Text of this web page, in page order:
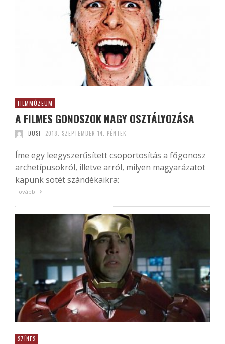
FILMMÚZEUM
A FILMES GONOSZOK NAGY OSZTÁLYOZÁSA
DUSI 2018. SZEPTEMBER 14. PÉNTEK
Íme egy leegyszerűsített csoportosítás a főgonosz
archetípusokról, illetve arról, milyen magyarázatot
kapunk sötét szándékaikra:
Tovább
SZÍNES